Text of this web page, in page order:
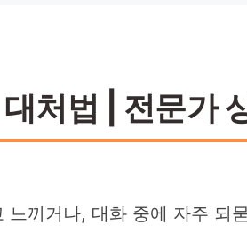
처법 | 전문가
끼거나, 대화 중에 자주 되